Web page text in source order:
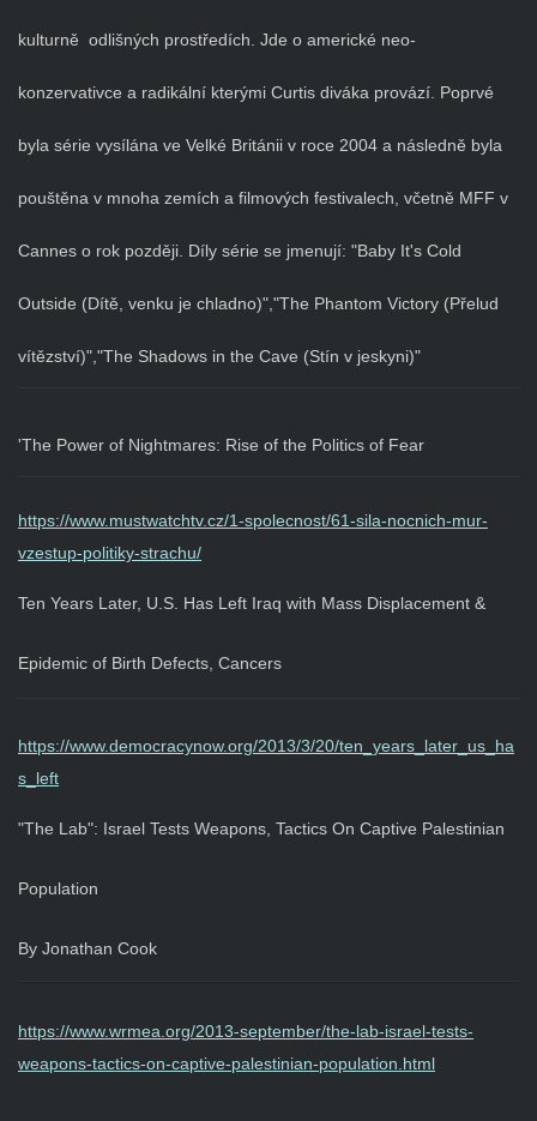
kulturně odlišných prostředích. Jde o americké neo-
konzervativce a radikální kterými Curtis diváka provází. Poprvé
byla série vysílána ve Velké Británii v roce 2004 a následně byla
pouštěna v mnoha zemích a filmových festivalech, včetně MFF v
Cannes o rok později. Díly série se jmenují: "Baby It's Cold
Outside (Dítě, venku je chladno)","The Phantom Victory (Přelud
vítězství)","The Shadows in the Cave (Stín v jeskyni)"
'The Power of Nightmares: Rise of the Politics of Fear
https://www.mustwatchtv.cz/1-spolecnost/61-sila-nocnich-mur-
vzestup-politiky-strachu/
Ten Years Later, U.S. Has Left Iraq with Mass Displacement &
Epidemic of Birth Defects, Cancers
https://www.democracynow.org/2013/3/20/ten_years_later_us_ha
s_left
"The Lab": Israel Tests Weapons, Tactics On Captive Palestinian
Population
By Jonathan Cook
https://www.wrmea.org/2013-september/the-lab-israel-tests-
weapons-tactics-on-captive-palestinian-population.html